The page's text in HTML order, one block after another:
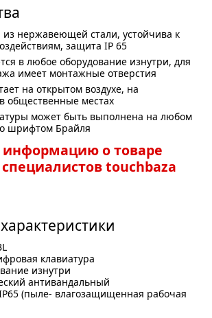
из нержавеющей стали, устойчива к
защита IP 65
в любое оборудование изнутри, для
имеет монтажные отверстия
на открытом воздухе, на
общественные местах
может быть выполнена на любом
шрифтом Брайля
о товаре
touchbaza
клавиатура
изнутри
антивандальный
(пыле- влагозащищенная рабочая